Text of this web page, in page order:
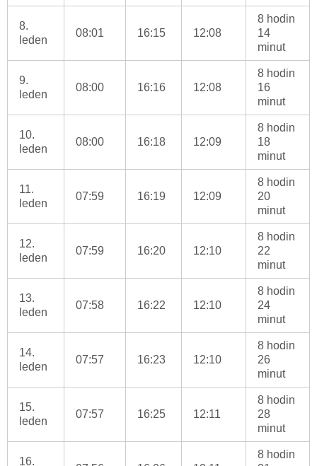
8.
leden
08:01 16:15 12:08
8 hodin
14
minut
9.
leden
08:00 16:16 12:08
8 hodin
16
minut
10.
leden
08:00 16:18 12:09
8 hodin
18
minut
11.
leden
07:59 16:19 12:09
8 hodin
20
minut
12.
leden
07:59 16:20 12:10
8 hodin
22
minut
13.
leden
07:58 16:22 12:10
8 hodin
24
minut
14.
leden
07:57 16:23 12:10
8 hodin
26
minut
15.
leden
07:57 16:25 12:11
8 hodin
28
minut
16.
8 hodin